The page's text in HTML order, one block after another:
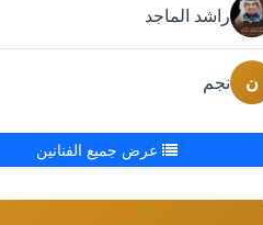
راشد الماجد
ن نجم
عرض جميع الفنانين